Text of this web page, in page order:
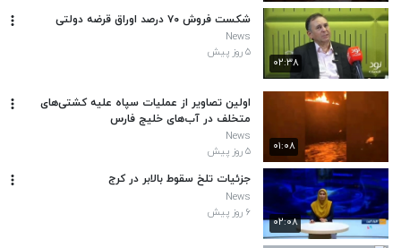
۰۲:۳۸
شکست فروش ۷۰ درصد اوراق قرضه دولتی
News
۵ روز پیش
۰۱:۰۸
اولین تصاویر از عملیات سپاه علیه کشتی‌های
متخلف در آب‌های خلیج فارس
News
۵ روز پیش
۰۲:۰۸
جزئیات تلخ سقوط بالابر در کرج
News
۶ روز پیش